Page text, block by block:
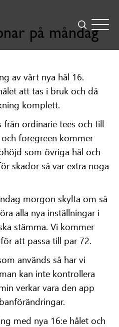
på måndag
av vårt nya hål 16.
att tas i bruk och då
komplett.
ordinarie tees och till
foregreen kommer
som övriga hål och
skador så var extra noga
morgon skylta om så
alla nya inställningar i
stämma. Vi kommer
att passa till par 72.
används så har vi
kan inte kontrollera
verkar vara den app
med nya 16:e hålet och